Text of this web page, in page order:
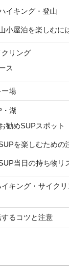
イキング・登山
小屋泊を楽しむに
リング
ス
ー場
・湖
勧めSUPスポット
を楽しむための
当日の持ち物リ
キング・サイク
るコツと注意